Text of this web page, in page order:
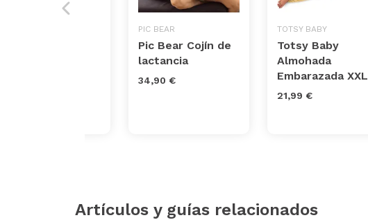
PIC BEAR
Pic Bear Cojín de
lactancia
34,90 €
TOTSY BABY
Totsy Baby
Almohada
Embarazada XXL
21,99 €
Artículos y guías relacionados